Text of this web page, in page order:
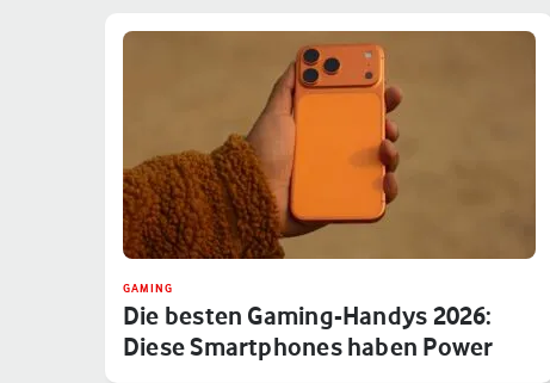
GAMING
Die besten Gaming-Handys 2026:
Diese Smartphones haben Power